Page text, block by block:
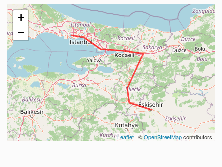
+
−
Leaflet | ©OpenStreetMapcontributors